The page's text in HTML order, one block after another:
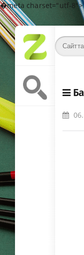
�meta charset="utf-8">